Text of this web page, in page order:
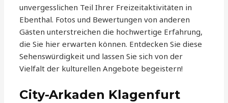
unvergesslichen Teil Ihrer Freizeitaktivitäten in
Ebenthal. Fotos und Bewertungen von anderen
Gästen unterstreichen die hochwertige Erfahrung,
die Sie hier erwarten können. Entdecken Sie diese
Sehenswürdigkeit und lassen Sie sich von der
Vielfalt der kulturellen Angebote begeistern!
City-Arkaden Klagenfurt